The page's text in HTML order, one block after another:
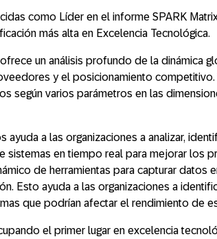
como Líder en el informe SPARK
más alta en Excelencia Tecnológica.
un análisis profundo de la dinámica
y el posicionamiento competitivo.
según varios parámetros en las
ayuda a las organizaciones a analizar,
sistemas en tiempo real para mejorar los
de herramientas para capturar datos
Esto ayuda a las organizaciones a
que podrían afectar el rendimiento de
el primer lugar en excelencia